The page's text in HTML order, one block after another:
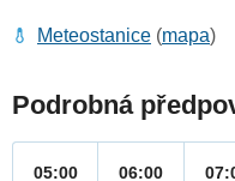
Meteostanice (mapa)
Podrobná
05:00 06:00